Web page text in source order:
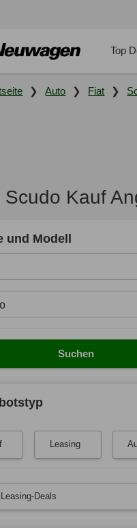
Top
Auto Fiat
Scudo Kauf
und Modell
Suchen
Leasing
Deals